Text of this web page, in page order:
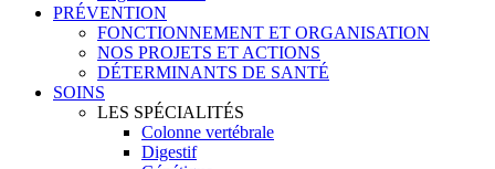
PRÉVENTION
FONCTIONNEMENT ET ORGANISATION
NOS PROJETS ET ACTIONS
DÉTERMINANTS DE SANTÉ
SOINS
LES SPÉCIALITÉS
Colonne vertébrale
Digestif